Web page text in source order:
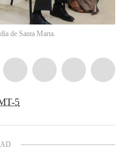
de Santa Marta.
5